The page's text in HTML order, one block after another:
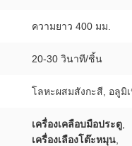
ความยาว 400 มม.
20-30 วินาที/ชิ้น
โลหะผสมสังกะสี, อลูมิ
เครื่องเคลือบมือประตู
เครื่องเลืองโต๊ะหมุน